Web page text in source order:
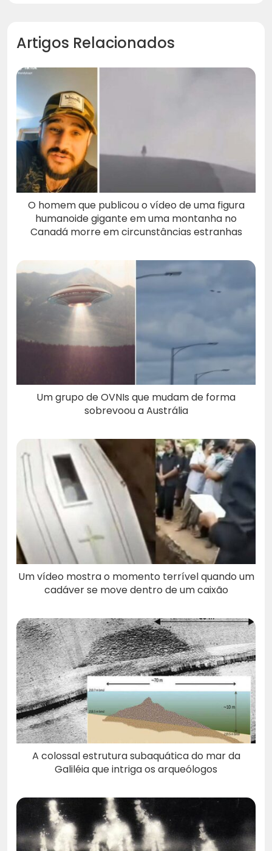
Artigos Relacionados
O homem que publicou o vídeo de uma figura
humanoide gigante em uma montanha no
Canadá morre em circunstâncias estranhas
Um grupo de OVNIs que mudam de forma
sobrevoou a Austrália
Um vídeo mostra o momento terrível quando um
cadáver se move dentro de um caixão
A colossal estrutura subaquática do mar da
Galiléia que intriga os arqueólogos